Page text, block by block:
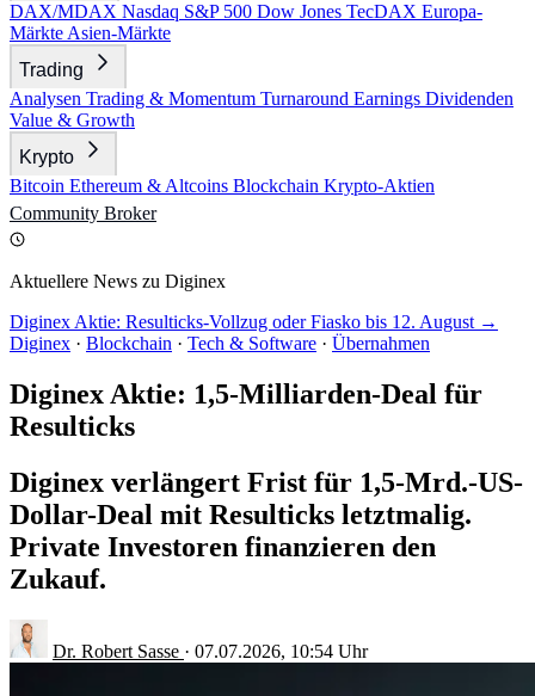
DAX/MDAX Nasdaq S&P 500 Dow Jones TecDAX Europa-
Märkte Asien-Märkte
Trading
Analysen Trading & Momentum Turnaround Earnings Dividenden
Value & Growth
Krypto
Bitcoin Ethereum & Altcoins Blockchain Krypto-Aktien
Community Broker
Aktuellere News zu Diginex
Diginex Aktie: Resulticks-Vollzug oder Fiasko bis 12. August →
Diginex · Blockchain · Tech & Software · Übernahmen
Diginex Aktie: 1,5-Milliarden-Deal für
Resulticks
Diginex verlängert Frist für 1,5-Mrd.-US-
Dollar-Deal mit Resulticks letztmalig.
Private Investoren finanzieren den
Zukauf.
Dr. Robert Sasse · 07.07.2026, 10:54 Uhr